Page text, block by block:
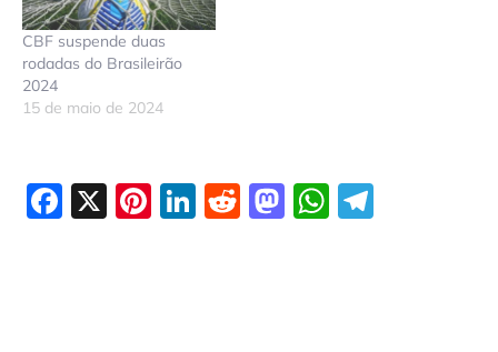
CBF suspende duas
rodadas do Brasileirão
2024
15 de maio de 2024
Facebook
X Pinterest
LinkedIn
Reddit
Mastodon